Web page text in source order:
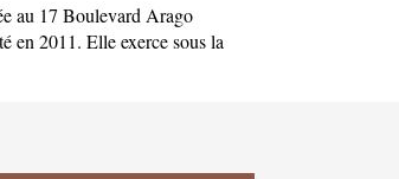
au 17 Boulevard Arago
en 2011. Elle exerce sous la